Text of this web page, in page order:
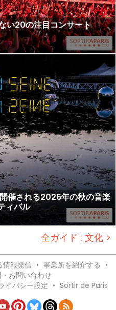
い20の注目コンサート
催される2026年の秋の音楽
ィバル
全ガイド : 文化 >
情報発信 • 事業所を紹介する •
お問い合わせ
イバシー設定 • Sortir de Paris